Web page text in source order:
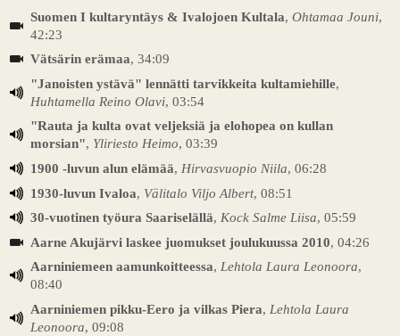
Suomen I kultaryntäys & Ivalojoen Kultala, Ohtamaa Jouni,
42:23
Vätsärin erämaa, 34:09
"Janoisten ystävä" lennätti tarvikkeita kultamiehille,
Huhtamella Reino Olavi, 03:54
"Rauta ja kulta ovat veljeksiä ja elohopea on kullan
morsian", Yliriesto Heimo, 03:39
1900 -luvun alun elämää, Hirvasvuopio Niila, 06:28
1930-luvun Ivaloa, Välitalo Viljo Albert, 08:51
30-vuotinen työura Saariselällä, Kock Salme Liisa, 05:59
Aarne Akujärvi laskee juomukset joulukuussa 2010, 04:26
Aarniniemeen aamunkoitteessa, Lehtola Laura Leonoora,
08:40
Aarniniemen pikku-Eero ja vilkas Piera, Lehtola Laura
Leonoora, 09:08